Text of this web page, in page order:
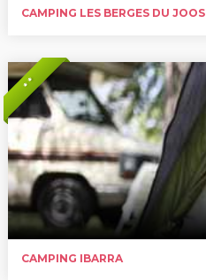
CAMPING LES BERGES DU JOOS
* *
CAMPING IBARRA